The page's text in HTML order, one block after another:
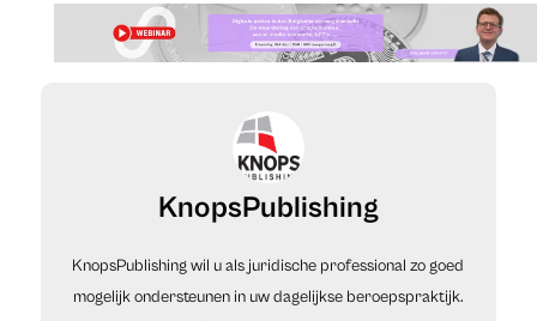
KnopsPublishing
KnopsPublishing wil u als juridische professional zo goed
mogelijk ondersteunen in uw dagelijkse beroepspraktijk.